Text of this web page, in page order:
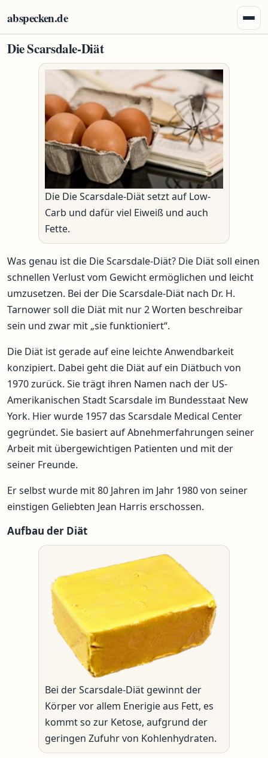
abspecken.de
Die Scarsdale-Diät
Die Die Scarsdale-Diät setzt auf Low-
Carb und dafür viel Eiweiß und auch
Fette.
Was genau ist die Die Scarsdale-Diät? Die Diät soll einen
schnellen Verlust vom Gewicht ermöglichen und leicht
umzusetzen. Bei der Die Scarsdale-Diät nach Dr. H.
Tarnower soll die Diät mit nur 2 Worten beschreibar
sein und zwar mit „sie funktioniert“.
Die Diät ist gerade auf eine leichte Anwendbarkeit
konzipiert. Dabei geht die Diät auf ein Diätbuch von
1970 zurück. Sie trägt ihren Namen nach der US-
Amerikanischen Stadt Scarsdale im Bundesstaat New
York. Hier wurde 1957 das Scarsdale Medical Center
gegründet. Sie basiert auf Abnehmerfahrungen seiner
Arbeit mit übergewichtigen Patienten und mit der
seiner Freunde.
Er selbst wurde mit 80 Jahren im Jahr 1980 von seiner
einstigen Geliebten Jean Harris erschossen.
Aufbau der Diät
Bei der Scarsdale-Diät gewinnt der
Körper vor allem Enerigie aus Fett, es
kommt so zur Ketose, aufgrund der
geringen Zufuhr von Kohlenhydraten.